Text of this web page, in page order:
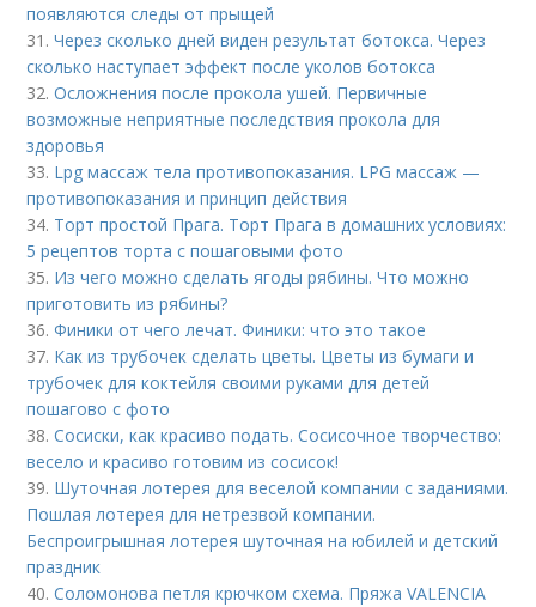
появляются следы от прыщей
31.Через сколько дней виден результат ботокса. Через
сколько наступает эффект после уколов ботокса
32.Осложнения после прокола ушей. Первичные
возможные неприятные последствия прокола для
здоровья
33. Lpg массаж тела противопоказания. LPG массаж —
противопоказания и принцип действия
34. Торт простой Прага. Торт Прага в домашних условиях:
5 рецептов торта с пошаговыми фото
35. Из чего можно сделать ягоды рябины. Что можно
приготовить из рябины?
36.Финики от чего лечат. Финики: что это такое
37. Как из трубочек сделать цветы. Цветы из бумаги и
трубочек для коктейля своими руками для детей
пошагово с фото
38.Сосиски, как красиво подать. Сосисочное творчество:
весело и красиво готовим из сосисок!
39. Шуточная лотерея для веселой компании с заданиями.
Пошлая лотерея для нетрезвой компании.
Беспроигрышная лотерея шуточная на юбилей и детский
праздник
40.Соломонова петля крючком схема. Пряжа VALENCIA